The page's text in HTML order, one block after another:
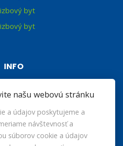
byt
byt
INFO
Makléri
nám
Kontakt
našu webovú stránku
a údajov poskytujeme a
návštevnosť a
súborov cookie a údajov